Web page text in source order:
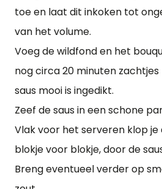
toe en laat dit inkoken tot
van het volume.
Voeg de wildfond en het
nog circa 20 minuten
saus mooi is ingedikt.
Zeef de saus in een schone
Vlak voor het serveren klop
blokje voor blokje, door de
Breng eventueel verder op